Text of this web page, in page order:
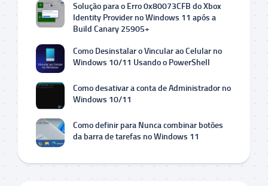
Solução para o Erro 0x80073CFB do Xbox
Identity Provider no Windows 11 após a
Build Canary 25905+
Como Desinstalar o Vincular ao Celular no
Windows 10/11 Usando o PowerShell
Como desativar a conta de Administrador no
Windows 10/11
Como definir para Nunca combinar botões
da barra de tarefas no Windows 11